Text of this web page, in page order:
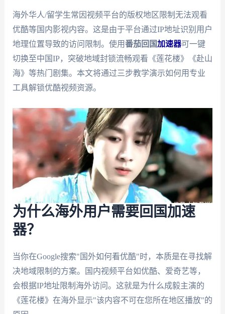
海外华人/留学生常因视频平台的版权地区限制无法观看
优酷等国内影视内容。这是由于平台通过IP地址识别用户
地理位置导致的访问限制。使用番茄回国加速器可一键
切换至中国IP，突破地域封锁流畅观看《莲花楼》《赴山
海》等热门剧集。本文将通过三步教学演示如何用专业
工具解锁优酷视频资源。
为什么海外用户需要回国加速
器？
当你在Google搜索"国外如何看优酷"时，本质是在寻找解
决地域限制的方案。国内视频平台如优酷、爱奇艺等，
会根据IP地址限制海外访问。这就是为什么成毅主演的
《莲花楼》在海外显示"该内容不可在您所在地区播放"的